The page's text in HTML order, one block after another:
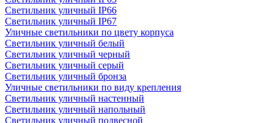
Светильник уличный IP66
Светильник уличный IP67
Уличные светильники по цвету корпуса
Светильник уличный белый
Светильник уличный черный
Светильник уличный серый
Светильник уличный бронза
Уличные светильники по виду крепления
Светильник уличный настенный
Светильник уличный напольный
Светильник уличный подвесной